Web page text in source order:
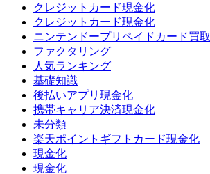
クレジットカード現金化
クレジットカード現金化
ニンテンドープリペイドカード買取
ファクタリング
人気ランキング
基礎知識
後払いアプリ現金化
携帯キャリア決済現金化
未分類
楽天ポイントギフトカード現金化
現金化
現金化